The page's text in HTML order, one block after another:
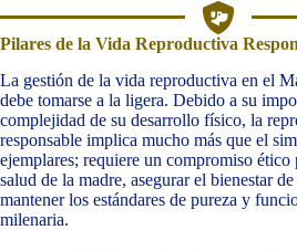
Pilares de la Vida Reproductiva
La gestión de la vida reproductiva en el
debe tomarse a la ligera. Debido a su
complejidad de su desarrollo físico, la
responsable implica mucho más que el
ejemplares; requiere un compromiso ético
salud de la madre, asegurar el bienestar
mantener los estándares de pureza y
milenaria.